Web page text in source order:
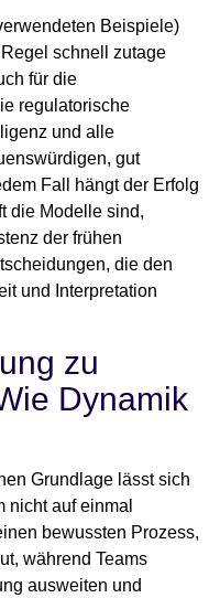
Beispiele)
schnell zutage
für die
regulatorische
und alle
gut
Fall hängt der Erfolg
die Modelle sind,
der frühen
die den
und Interpretation
zu
Dynamik
Grundlage lässt sich
nicht auf einmal
bewussten Prozess,
während Teams
ausweiten und